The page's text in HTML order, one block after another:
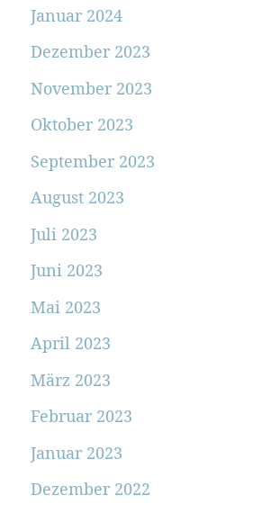
Januar 2024
Dezember 2023
November 2023
Oktober 2023
September 2023
August 2023
Juli 2023
Juni 2023
Mai 2023
April 2023
März 2023
Februar 2023
Januar 2023
Dezember 2022